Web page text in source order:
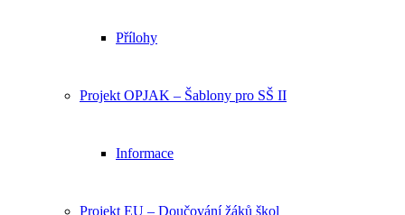
Přílohy
Projekt OPJAK – Šablony pro SŠ II
Informace
Projekt EU – Doučování žáků škol